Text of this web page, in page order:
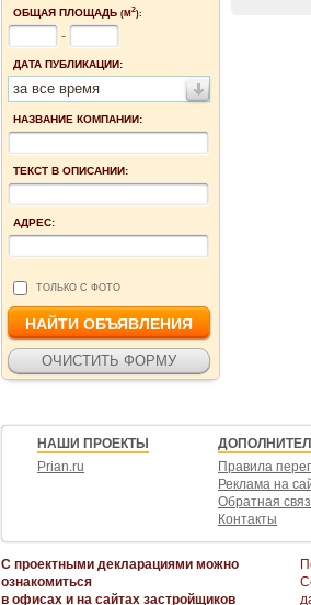
ОБЩАЯ ПЛОЩАДЬ (М2):
-
ДАТА ПУБЛИКАЦИИ:
за все время
НАЗВАНИЕ КОМПАНИИ:
ТЕКСТ В ОПИСАНИИ:
АДРЕС:
ТОЛЬКО С ФОТО
НАШИ ПРОЕКТЫ
Prian.ru
Правила
Реклама на
Обратная
Контакты
С проектными декларациями можно
ознакомиться
в офисах и на сайтах застройщиков